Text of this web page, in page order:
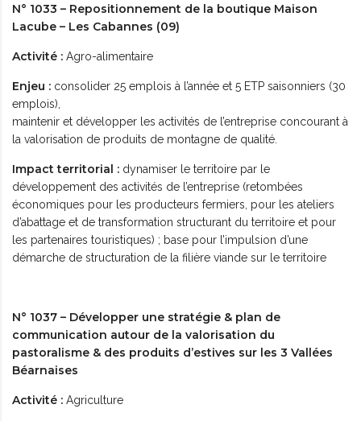
N° 1033 – Repositionnement de la boutique Maison
Lacube – Les Cabannes (09)
Activité : Agro-alimentaire
Enjeu : consolider 25 emplois à l’année et 5 ETP saisonniers (30
emplois),
maintenir et développer les activités de l’entreprise concourant à
la valorisation de produits de montagne de qualité.
Impact territorial : dynamiser le territoire par le
développement des activités de l’entreprise (retombées
économiques pour les producteurs fermiers, pour les ateliers
d’abattage et de transformation structurant du territoire et pour
les partenaires touristiques) ; base pour l’impulsion d’une
démarche de structuration de la filière viande sur le territoire
N° 1037 – Développer une stratégie & plan de
communication autour de la valorisation du
pastoralisme & des produits d’estives sur les 3 Vallées
Béarnaises
Activité : Agriculture